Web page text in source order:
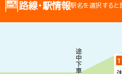
路線･駅情報駅名を選択すると